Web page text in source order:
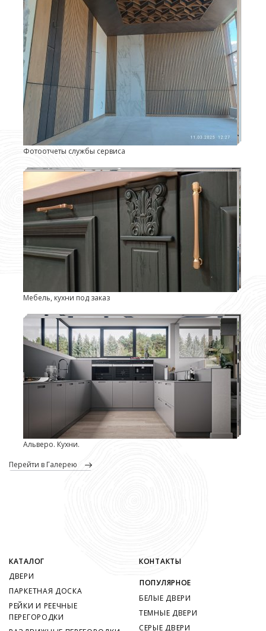
Фотоотчеты службы сервиса
Мебель, кухни под заказ
Альверо. Кухни.
перейти в Галерею
КАТАЛОГ
ДВЕРИ
ПАРКЕТНАЯ ДОСКА
РЕЙКИ И РЕЕЧНЫЕ
ПЕРЕГОРОДКИ
КОНТАКТЫ
ПОПУЛЯРНОЕ
БЕЛЫЕ ДВЕРИ
ТЕМНЫЕ ДВЕРИ
СЕРЫЕ ДВЕРИ